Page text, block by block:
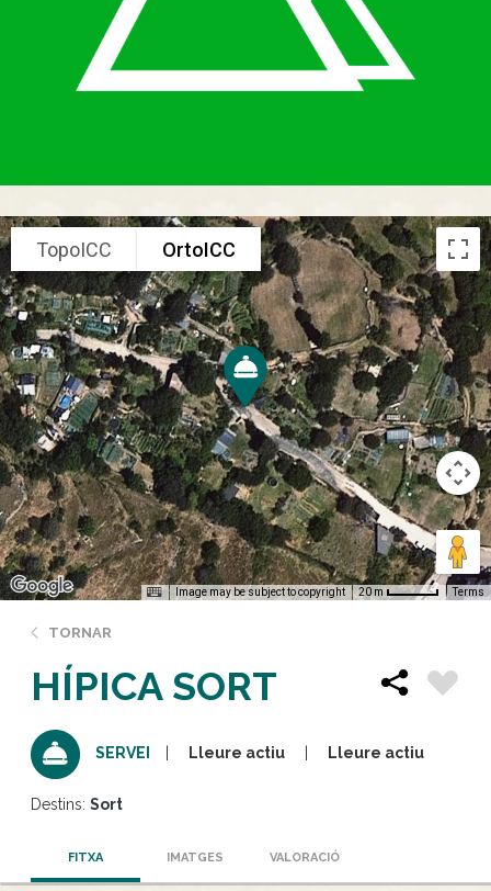
TopoICC OrtoICC
Image may be subject to copyright 20 m Terms
TORNAR
HÍPICA SORT
SERVEI Lleure actiu Lleure actiu
Destins: Sort
FITXA IMATGES VALORACIÓ